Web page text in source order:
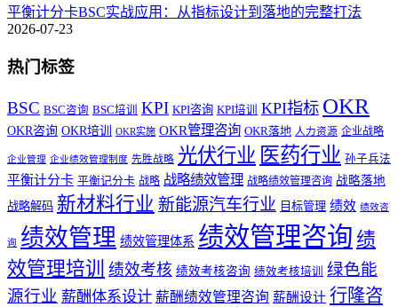
平衡计分卡BSC实战应用：从指标设计到落地的完整打法
2026-07-23
热门标签
BSC BSC咨询 BSC培训 KPI KPI咨询 KPI培训 KPI指标 OKR
OKR咨询 OKR培训 OKR实施 OKR管理咨询 OKR落地 人力资源 企业战略
企业管理 企业绩效管理制度 先胜战略 光伏行业 医药行业 孙子兵法
平衡计分卡 平衡记分卡 战略 战略绩效管理 战略绩效管理咨询 战略落地
战略解码 新材料行业 新能源汽车行业 目标管理 绩效 绩效咨
询 绩效管理 绩效管理体系 绩效管理咨询 绩
效管理培训 绩效考核 绩效考核咨询 绩效考核培训
绿色能
源行业 薪酬体系设计 薪酬绩效管理咨询 薪酬设计 行隆咨